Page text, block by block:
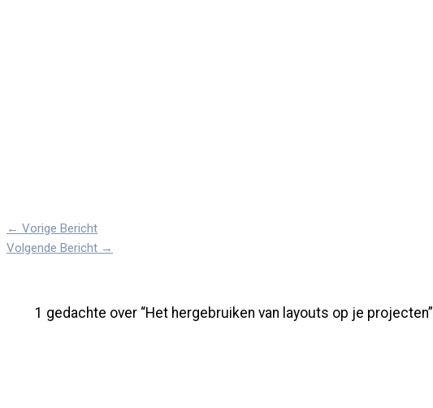
← Vorige Bericht
Volgende Bericht →
1 gedachte over “Het hergebruiken van layouts op je projecten”